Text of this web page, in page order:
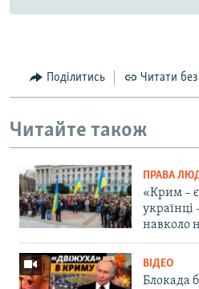
Поділитись Читати
Читайте також
ПРАВА
«Крим –
українці
навколо
ВІДЕО
Блокада